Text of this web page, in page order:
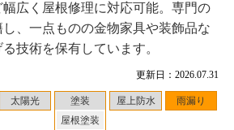
更新日：2026.07.31
太陽光
塗装
屋根塗装
屋上防水 雨漏り
広く屋根修理に対応可能。専門の
、一点ものの金物家具や装飾品な
技術を保有しています。